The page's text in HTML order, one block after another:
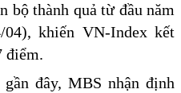
bộ thành quả từ đầu năm
khiến VN-Index kết
điểm.
đây, MBS nhận định